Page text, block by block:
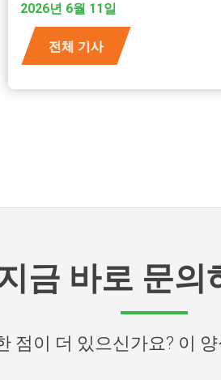
2026년 6월 11일
전체 기사
금 바로 문의
점이 더 있으신가요? 이